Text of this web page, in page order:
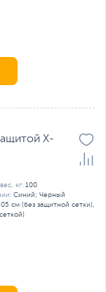
X-
кг: 100
Синий; Черный
см (без защитной сетки),